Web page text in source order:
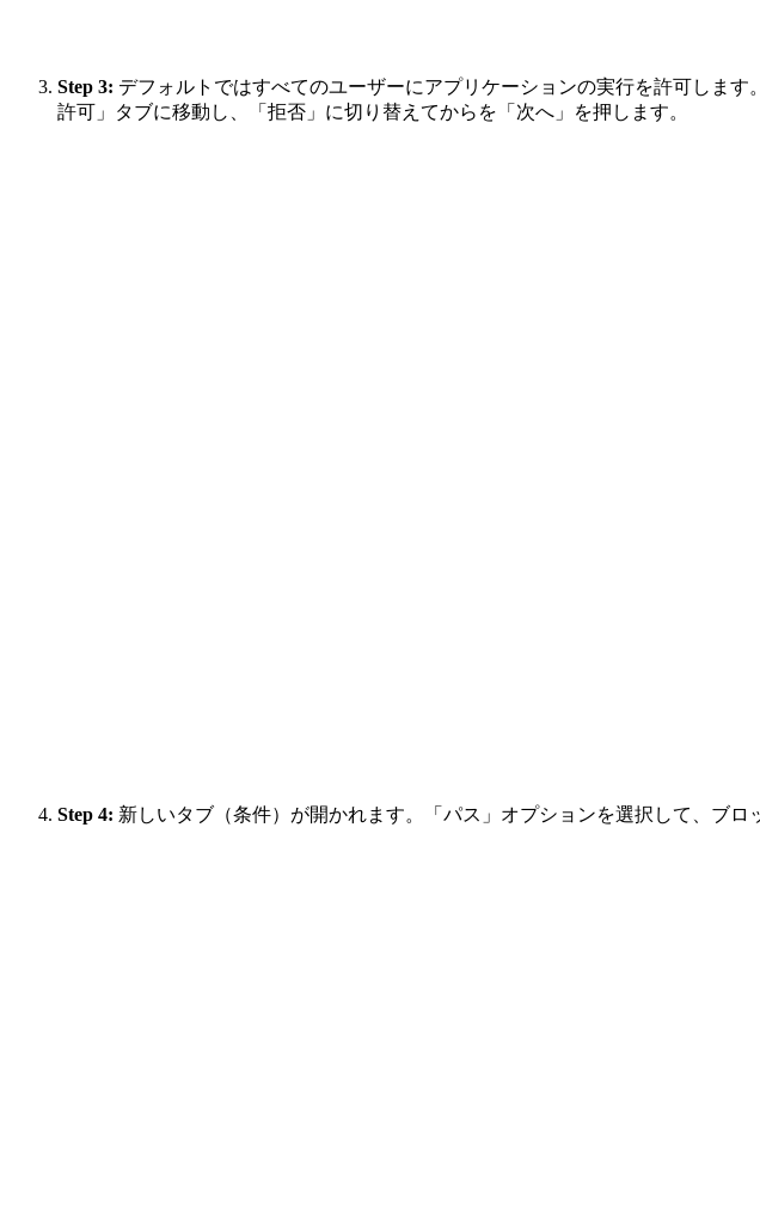
Step 3: デフォルトではすべてのユーザーにアプリケーションの実行を許可しま
許可」タブに移動し、「拒否」に切り替えてからを「次へ」を押します。
Step 4: 新しいタブ（条件）が開かれます。「パス」オプションを選択して、ブロ